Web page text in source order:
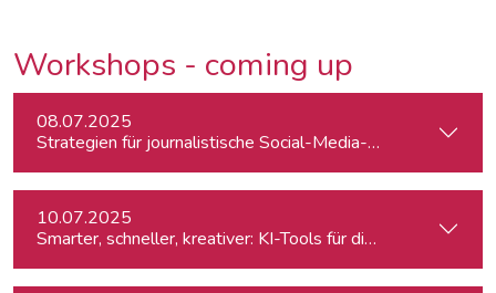
Workshops - coming up
08.07.2025
Strategien für journalistische Social-Media-Recherchen
10.07.2025
Smarter, schneller, kreativer: KI-Tools für die